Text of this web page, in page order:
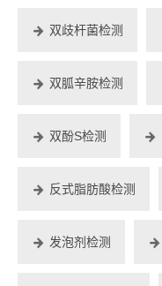
双歧杆菌检测
双胍辛胺检测
双酚S检测
反式脂肪酸检测
发泡剂检测